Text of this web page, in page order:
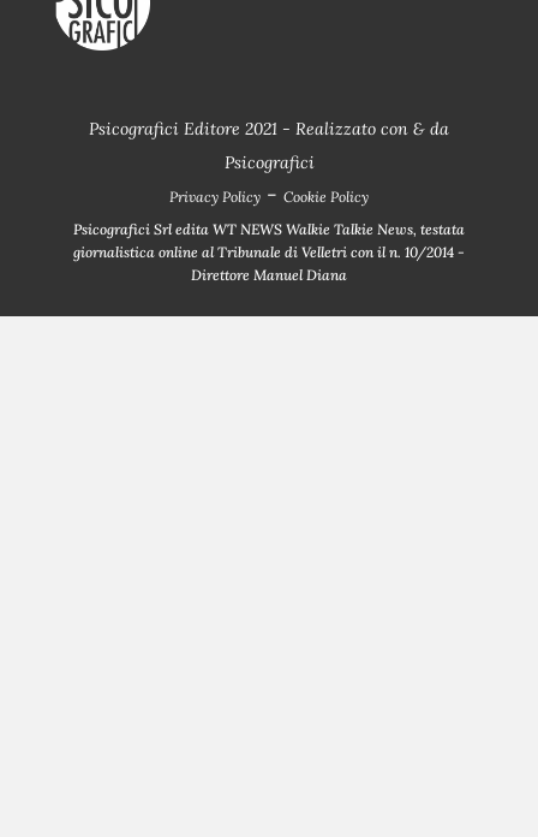
Psicografici Editore 2021 - Realizzato con & da
Psicografici
Privacy Policy - Cookie Policy
Psicografici Srl edita WT NEWS Walkie Talkie News, testata
giornalistica online al Tribunale di Velletri con il n. 10/2014 -
Direttore Manuel Diana